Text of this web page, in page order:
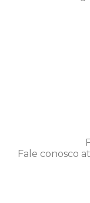
Fale conosco